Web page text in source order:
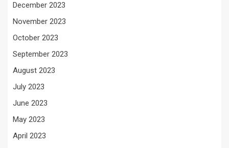
December 2023
November 2023
October 2023
September 2023
August 2023
July 2023
June 2023
May 2023
April 2023